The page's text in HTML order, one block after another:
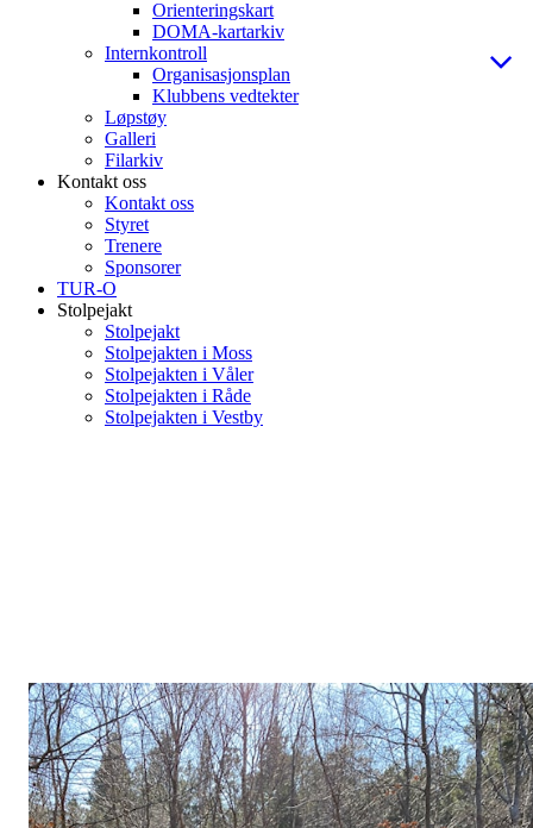
Orienteringskart
DOMA-kartarkiv
Internkontroll
Organisasjonsplan
Klubbens vedtekter
Løpstøy
Galleri
Filarkiv
Kontakt oss
Kontakt oss
Styret
Trenere
Sponsorer
TUR-O
Stolpejakt
Stolpejakt
Stolpejakten i Moss
Stolpejakten i Våler
Stolpejakten i Råde
Stolpejakten i Vestby